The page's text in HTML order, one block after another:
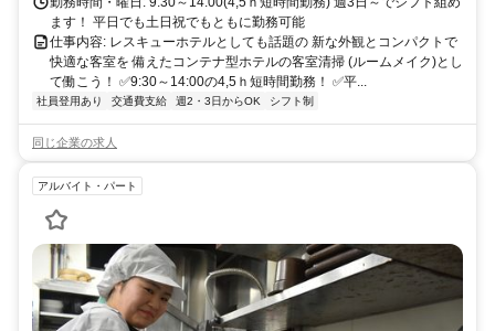
ます！ 平日でも土日祝でもともに勤務可能
仕事内容: レスキューホテルとしても話題の 新な外観とコンパクトで
快適な客室を 備えたコンテナ型ホテルの客室清掃 (ルームメイク)とし
て働こう！ ✅9:30～14:00の4,5ｈ短時間勤務！ ✅平...
社員登用あり 交通費支給 週2・3日からOK シフト制
同じ企業の求人
アルバイト・パート